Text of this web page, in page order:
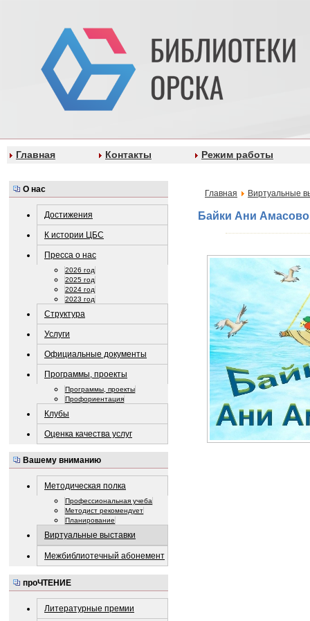
Главная Контакты Режим работы
О нас
Достижения
К истории ЦБС
Пресса о нас
2026 год
2025 год
2024 год
2023 год
Структура
Услуги
Официальные документы
Программы, проекты
Программы, проекты
Профориентация
Клубы
Оценка качества услуг
Вашему вниманию
Методическая полка
Профессиональная учеба
Методист рекомендует
Планирование
Виртуальные выставки
Межбиблиотечный абонемент
проЧТЕНИЕ
Литературные премии
Главная Виртуальные
Байки Ани